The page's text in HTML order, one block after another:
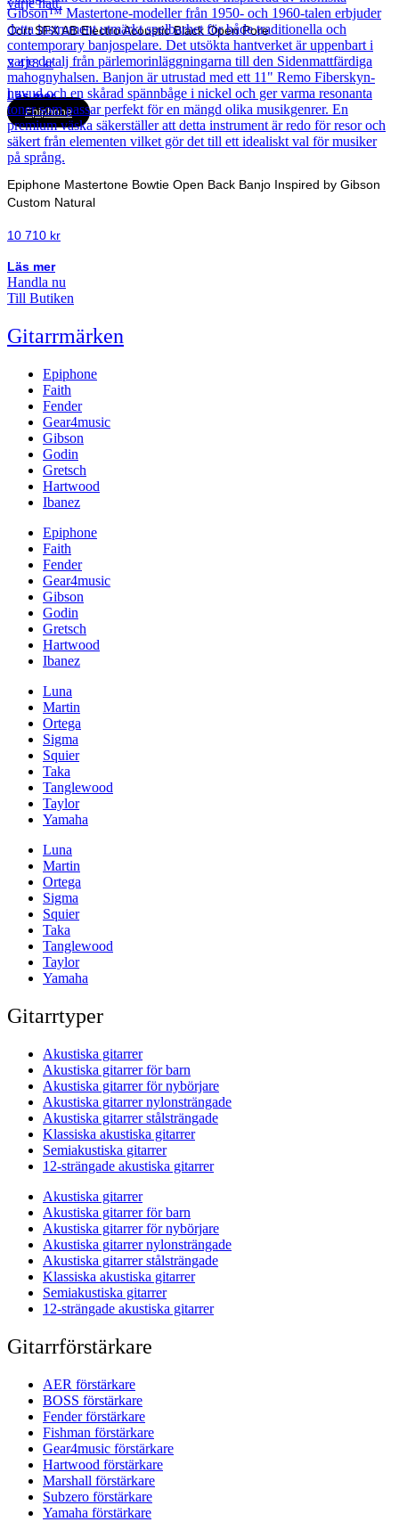
Cort SFX AB Electro Acoustic Black Open Pore
3 418kr
Läs mer
Epiphone
Epiphone Mastertone Bowtie Open Back Banjo Inspired by Gibson
Custom Natural
10 710 kr
Läs mer
Handla nu
Till Butiken
Gitarrmärken
Epiphone
Faith
Fender
Gear4music
Gibson
Godin
Gretsch
Hartwood
Ibanez
Epiphone
Faith
Fender
Gear4music
Gibson
Godin
Gretsch
Hartwood
Ibanez
Luna
Martin
Ortega
Sigma
Squier
Taka
Tanglewood
Taylor
Yamaha
Luna
Martin
Ortega
Sigma
Squier
Taka
Tanglewood
Taylor
Yamaha
Gitarrtyper
Akustiska gitarrer
Akustiska gitarrer för barn
Akustiska gitarrer för nybörjare
Akustiska gitarrer nylonsträngade
Akustiska gitarrer stålsträngade
Klassiska akustiska gitarrer
Semiakustiska gitarrer
12-strängade akustiska gitarrer
Akustiska gitarrer
Akustiska gitarrer för barn
Akustiska gitarrer för nybörjare
Akustiska gitarrer nylonsträngade
Akustiska gitarrer stålsträngade
Klassiska akustiska gitarrer
Semiakustiska gitarrer
12-strängade akustiska gitarrer
Gitarrförstärkare
AER förstärkare
BOSS förstärkare
Fender förstärkare
Fishman förstärkare
Gear4music förstärkare
Hartwood förstärkare
Marshall förstärkare
Subzero förstärkare
Yamaha förstärkare